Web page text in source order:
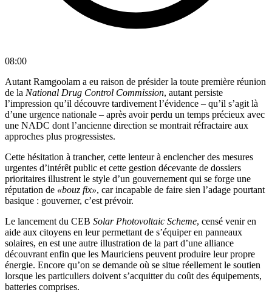
08:00
Autant Ramgoolam a eu raison de présider la toute première réunion
de la National Drug Control Commission, autant persiste
l’impression qu’il découvre tardivement l’évidence – qu’il s’agit là
d’une urgence nationale – après avoir perdu un temps précieux avec
une NADC dont l’ancienne direction se montrait réfractaire aux
approches plus progressistes.
Cette hésitation à trancher, cette lenteur à enclencher des mesures
urgentes d’intérêt public et cette gestion décevante de dossiers
prioritaires illustrent le style d’un gouvernement qui se forge une
réputation de «bouz fix», car incapable de faire sien l’adage pourtant
basique : gouverner, c’est prévoir.
Le lancement du CEB Solar Photovoltaic Scheme, censé venir en
aide aux citoyens en leur permettant de s’équiper en panneaux
solaires, en est une autre illustration de la part d’une alliance
découvrant enfin que les Mauriciens peuvent produire leur propre
énergie. Encore qu’on se demande où se situe réellement le soutien
lorsque les particuliers doivent s’acquitter du coût des équipements,
batteries comprises.